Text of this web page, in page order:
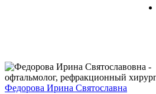
Федорова Ирина Святославна